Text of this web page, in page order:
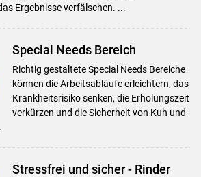
Ergebnisse verfälschen. ...
Special Needs Bereich
Richtig gestaltete Special Needs Bereiche
können die Arbeitsabläufe erleichtern, das
Krankheitsrisiko senken, die Erholungszeit
verkürzen und die Sicherheit von Kuh und
Stressfrei und sicher - Rinder